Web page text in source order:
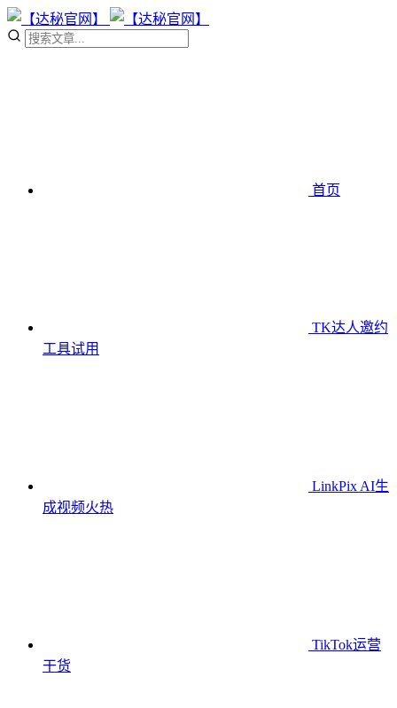
首页
TK达人邀约
工具试用
LinkPix AI生
成视频火热
TikTok运营
干货